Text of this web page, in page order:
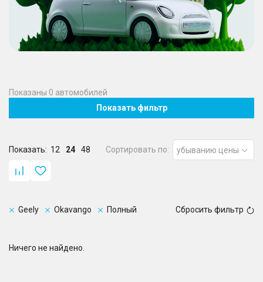
Показаны 0 автомобилей
Показать фильтр
Показать: 12 24 48 Сортировать по: убыванию цены
Geely Okavango Полный Сбросить фильтр
Ничего не найдено.